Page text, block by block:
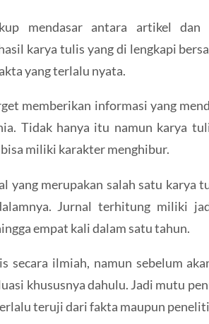
mendasar antara artikel dan
karya tulis yang di lengkapi
yang terlalu nyata.
memberikan informasi yang
Tidak hanya itu namun karya
miliki karakter menghibur.
yang merupakan salah satu karya
Jurnal terhitung miliki
empat kali dalam satu tahun.
secara ilmiah, namun sebelum
khususnya dahulu. Jadi mutu
teruji dari fakta maupun